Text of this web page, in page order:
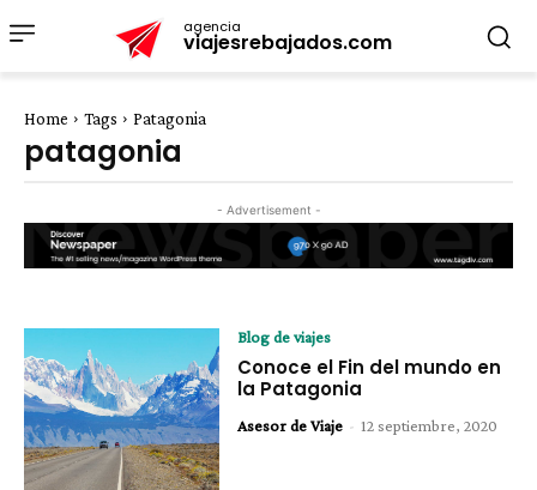
agencia
viajesrebajados.com
Home Tags Patagonia
patagonia
- Advertisement -
Blog de viajes
Conoce el Fin del mundo en
la Patagonia
Asesor de Viaje - 12 septiembre, 2020